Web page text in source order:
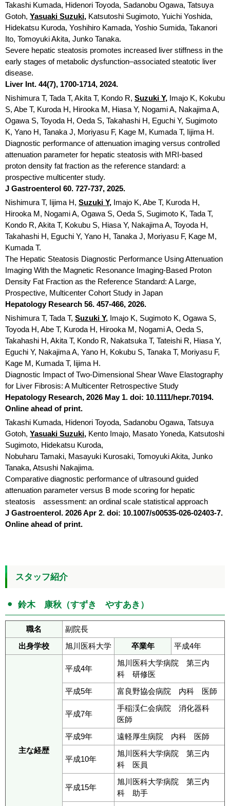
Takashi Kumada, Hidenori Toyoda, Sadanobu Ogawa, Tatsuya
Gotoh, Yasuaki Suzuki, Katsutoshi Sugimoto, Yuichi Yoshida,
Hidekatsu Kuroda, Yoshihiro Kamada, Yoshio Sumida, Takanori
Ito, Tomoyuki Akita, Junko Tanaka.
Severe hepatic steatosis promotes increased liver stiffness in the
early stages of metabolic dysfunction–associated steatotic liver
disease.
Liver Int. 44(7), 1700-1714, 2024.
Nishimura T, Tada T, Akita T, Kondo R, Suzuki Y, Imajo K, Kokubu
S, Abe T, Kuroda H, Hirooka M, Hiasa Y, Nogami A, Nakajima A,
Ogawa S, Toyoda H, Oeda S, Takahashi H, Eguchi Y, Sugimoto
K, Yano H, Tanaka J, Moriyasu F, Kage M, Kumada T, Iijima H.
Diagnostic performance of attenuation imaging versus controlled
attenuation parameter for hepatic steatosis with MRI-based
proton density fat fraction as the reference standard: a
prospective multicenter study.
J Gastroenterol 60. 727-737, 2025.
Nishimura T, Iijima H, Suzuki Y, Imajo K, Abe T, Kuroda H,
Hirooka M, Nogami A, Ogawa S, Oeda S, Sugimoto K, Tada T,
Kondo R, Akita T, Kokubu S, Hiasa Y, Nakajima A, Toyoda H,
Takahashi H, Eguchi Y, Yano H, Tanaka J, Moriyasu F, Kage M,
Kumada T.
The Hepatic Steatosis Diagnostic Performance Using Attenuation
Imaging With the Magnetic Resonance Imaging‐Based Proton
Density Fat Fraction as the Reference Standard: A Large,
Prospective, Multicenter Cohort Study in Japan
Hepatology Research 56. 457-466, 2026.
Nishimura T, Tada T, Suzuki Y, Imajo K, Sugimoto K, Ogawa S,
Toyoda H, Abe T, Kuroda H, Hirooka M, Nogami A, Oeda S,
Takahashi H, Akita T, Kondo R, Nakatsuka T, Tateishi R, Hiasa Y,
Eguchi Y, Nakajima A, Yano H, Kokubu S, Tanaka T, Moriyasu F,
Kage M, Kumada T, Iijima H.
Diagnostic Impact of Two-Dimensional Shear Wave Elastography
for Liver Fibrosis: A Multicenter Retrospective Study
Hepatology Research, 2026 May 1. doi: 10.1111/hepr.70194.
Online ahead of print.
Takashi Kumada, Hidenori Toyoda, Sadanobu Ogawa, Tatsuya
Gotoh, Yasuaki Suzuki, Kento Imajo, Masato Yoneda, Katsutoshi
Sugimoto, Hidekatsu Kuroda,
Nobuharu Tamaki, Masayuki Kurosaki, Tomoyuki Akita, Junko
Tanaka, Atsushi Nakajima.
Comparative diagnostic performance of ultrasound guided
attenuation parameter versus B mode scoring for hepatic
steatosis assessment: an ordinal scale statistical approach
J Gastroenterol. 2026 Apr 2. doi: 10.1007/s00535-026-02403-7.
Online ahead of print.
スタッフ紹介
鈴木 康秋（すずき やすあき）
職名
副院長
出身学校
旭川医科大学 卒業年 平成4年
主な経歴
平成4年
旭川医科大学病院 第三内
科 研修医
平成5年
富良野協会病院 内科 医師
平成7年
手稲渓仁会病院 消化器科
医師
平成9年
遠軽厚生病院 内科 医師
平成10年
旭川医科大学病院 第三内
科 医員
平成15年
旭川医科大学病院 第三内
科 助手